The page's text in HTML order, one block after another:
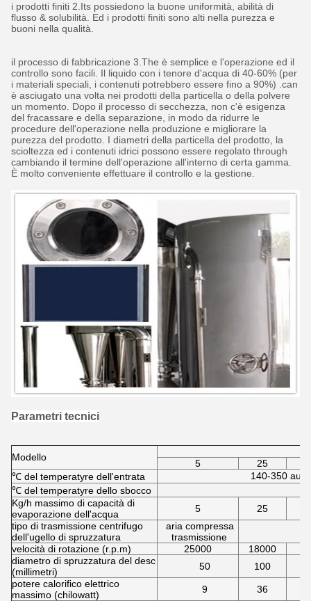
i prodotti finiti 2.Its possiedono la buone uniformità, abilità di
flusso & solubilità. Ed i prodotti finiti sono alti nella purezza e
buoni nella qualità.
il processo di fabbricazione 3.The è semplice e l'operazione ed il
controllo sono facili. Il liquido con i tenore d'acqua di 40-60% (per
i materiali speciali, i contenuti potrebbero essere fino a 90%) .can
è asciugato una volta nei prodotti della particella o della polvere
un momento. Dopo il processo di secchezza, non c'è esigenza
del fracassare e della separazione, in modo da ridurre le
procedure dell'operazione nella produzione e migliorare la
purezza del prodotto. I diametri della particella del prodotto, la
scioltezza ed i contenuti idrici possono essere regolato through
cambiando il termine dell'operazione all'interno di certa gamma.
È molto conveniente effettuare il controllo e la gestione.
Parametri tecnici
Modello
5 25
℃ del temperatyre dell'entrata
140-350
℃ del temperatyre dello sbocco
Kg/h massimo di capacità di
evaporazione dell'acqua
5 25
tipo di trasmissione centrifugo
dell'ugello di spruzzatura
aria compressa
trasmissione
velocità di rotazione (r.p.m)
25000 18000
diametro di spruzzatura del desc
(millimetri)
50 100
potere calorifico elettrico
massimo (chilowatt)
9 36